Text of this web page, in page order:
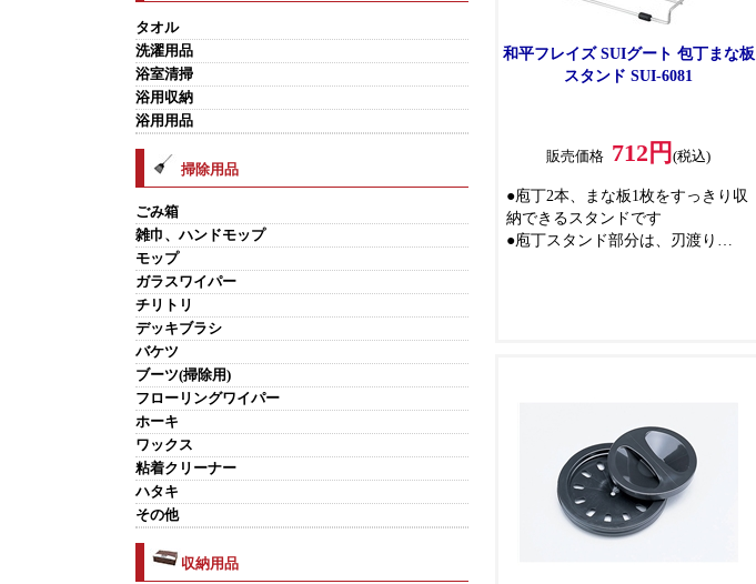
タオル
洗濯用品
浴室清掃
浴用収納
浴用用品
掃除用品
ごみ箱
雑巾、ハンドモップ
モップ
ガラスワイパー
チリトリ
デッキブラシ
バケツ
ブーツ(掃除用)
フローリングワイパー
ホーキ
ワックス
粘着クリーナー
ハタキ
その他
収納用品
和平フレイズ SUIグート 包丁まな板
スタンド SUI-6081
販売価格 712円 (税込)
●庖丁2本、まな板1枚をすっきり収
納できるスタンドです
●庖丁スタンド部分は、刃渡り